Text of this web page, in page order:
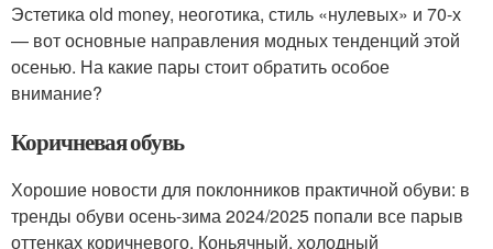
Эстетика old money, неоготика, стиль «нулевых» и 70-х
— вот основные направления модных тенденций этой
осенью. На какие пары стоит обратить особое
внимание?
Коричневая обувь
Хорошие новости для поклонников практичной обуви: в
тренды обуви осень-зима 2024/2025 попали все парыв
оттенках коричневого. Коньячный, холодный